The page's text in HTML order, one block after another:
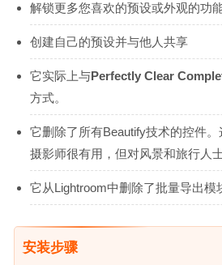
解锁更多您喜欢的预设或外观的功
创建自己的预设并与他人共享
它实际上与Perfectly Clear
方式。
它删除了所有Beautify技术的控件
摄影师很有用，但对风景和旅行人
它从Lightroom中删除了批量导出模
安装步骤